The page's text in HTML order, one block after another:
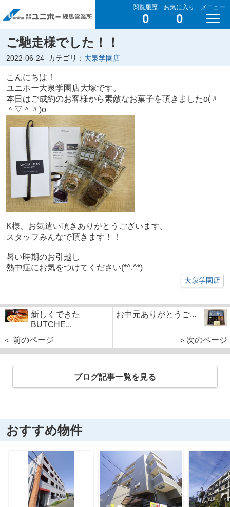
閲覧履歴
0
お気に入り
0
メニュー
ご馳走様でした！！
2022-06-24 カテゴリ： 大泉学園店
こんにちは！
ユニホー大泉学園店大塚です。
本日はご成約のお客様から素敵なお菓子を頂きましたo(〃
＾▽＾〃)o
K様、お気遣い頂きありがとうございます。
スタッフみんなで頂きます！！
暑い時期のお引越し
熱中症にお気をつけてください(*^.^*)
大泉学園店
新しくできた
BUTCHE...
＜ 前のページ
お中元ありがとうご...
＞次のページ
ブログ記事一覧を見る
おすすめ物件